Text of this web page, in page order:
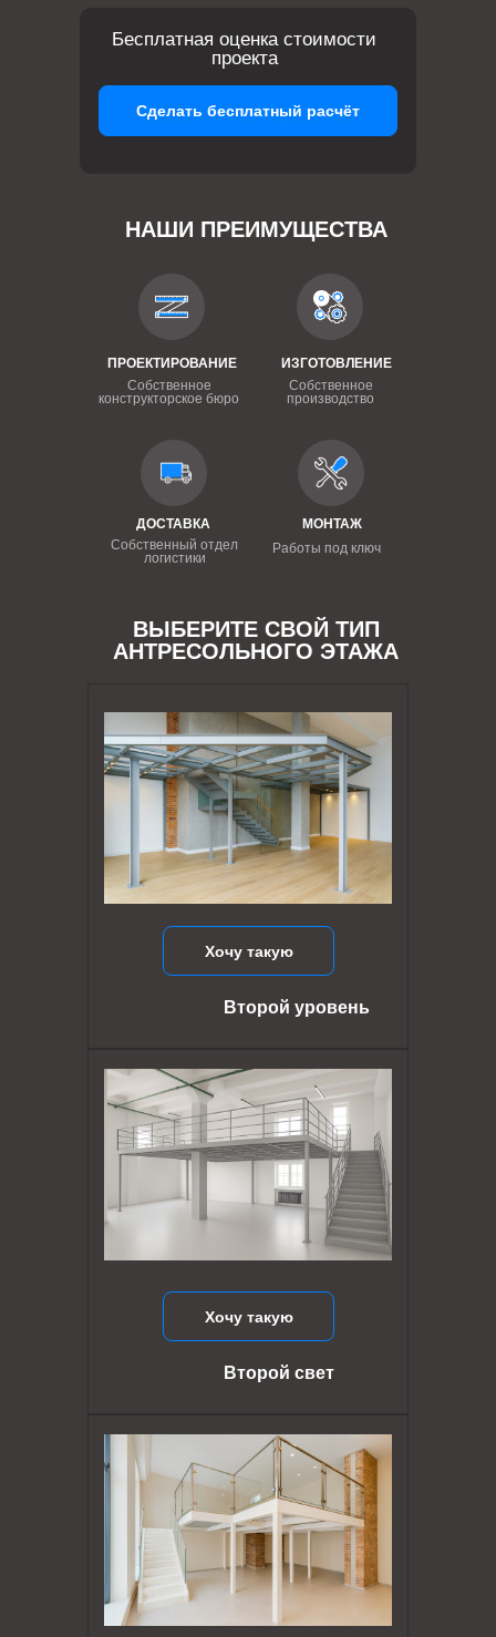
НАШИ ПРЕИМУЩЕСТВА
ПРОЕКТИРОВАНИЕ
Собственное
конструкторское бюро
ИЗГОТОВЛЕНИЕ
Собственное
производство
ДОСТАВКА
Собственный отдел
логистики
МОНТАЖ
Работы под ключ
Бесплатная оценка стоимости
проекта
Сделать бесплатный расчёт
ВЫБЕРИТЕ СВОЙ ТИП
АНТРЕСОЛЬНОГО ЭТАЖА
Хочу такую
Второй свет
Хочу такую
Второй уровень